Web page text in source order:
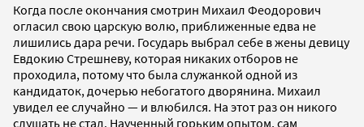
Когда после окончания смотрин Михаил Феодорович
огласил свою царскую волю, приближенные едва не
лишились дара речи. Государь выбрал себе в жены девицу
Евдокию Стрешневу, которая никаких отборов не
проходила, потому что была служанкой одной из
кандидаток, дочерью небогатого дворянина. Михаил
увидел ее случайно — и влюбился. На этот раз он никого
слушать не стал. Наученный горьким опытом, сам